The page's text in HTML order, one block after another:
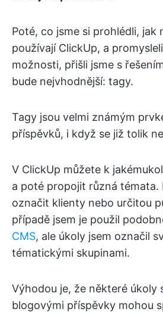
Poté, co jsme si prohlédli, jak
používají ClickUp, a
možnosti, přišli jsme s
bude nejvhodnější: tagy.
Tagy jsou velmi známým
příspěvků, i když se již tolik
V ClickUp můžete k
a poté propojit různá témata.
označit klienty nebo určitou
případě jsem je použil
CMS, ale úkoly jsem označil
tématickými skupinami.
Výhodou je, že některé úkoly
blogovými příspěvky mohou